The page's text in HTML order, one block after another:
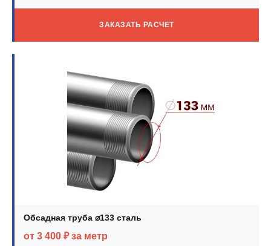
ЗАКАЗАТЬ РАСЧЕТ
Обсадная труба ⌀133 сталь
от 3 400 ₽ за метр